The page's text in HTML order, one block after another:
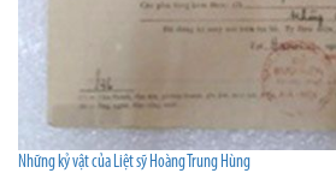
Những kỷ vật của Liệt sỹ Hoàng Trung Hùng